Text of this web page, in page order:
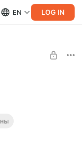
EN LOG IN
RF